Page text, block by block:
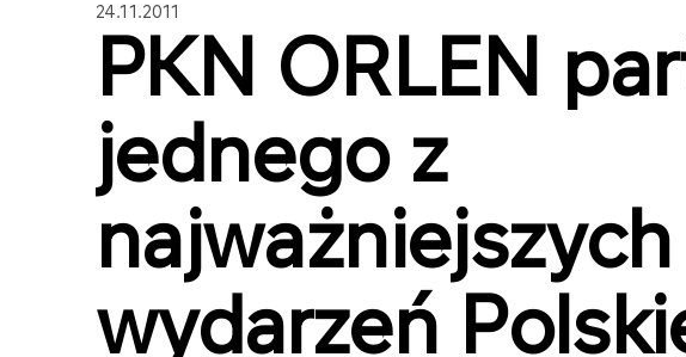
24.11.2011
PKN ORLEN
jednego z
najważniejszych
wydarzeń